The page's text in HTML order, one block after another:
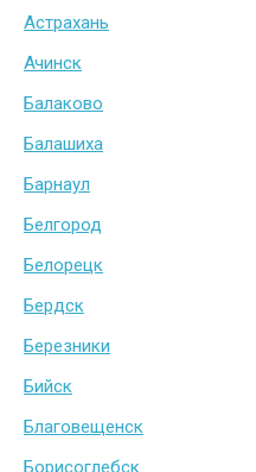
Астрахань
Ачинск
Балаково
Балашиха
Барнаул
Белгород
Белорецк
Бердск
Березники
Бийск
Благовещенск
Борисоглебск